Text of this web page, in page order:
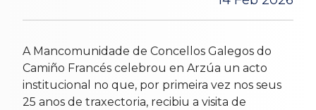
A Mancomunidade de Concellos Galegos do
Camiño Francés celebrou en Arzúa un acto
institucional no que, por primeira vez nos seus
25 anos de traxectoria, recibiu a visita de